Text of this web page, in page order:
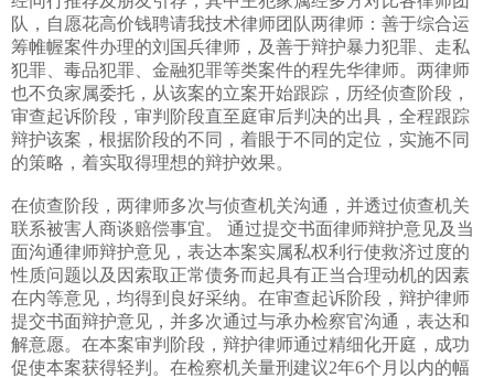
队，自愿花高价钱聘请我技术律师团队两律师：善于综合运
筹帷幄案件办理的刘国兵律师，及善于辩护暴力犯罪、走私
犯罪、毒品犯罪、金融犯罪等类案件的程先华律师。两律师
也不负家属委托，从该案的立案开始跟踪，历经侦查阶段，
审查起诉阶段，审判阶段直至庭审后判决的出具，全程跟踪
辩护该案，根据阶段的不同，着眼于不同的定位，实施不同
的策略，着实取得理想的辩护效果。
在侦查阶段，两律师多次与侦查机关沟通，并透过侦查机关
联系被害人商谈赔偿事宜。
通过提交书面律师辩护意见及当
面沟通律师辩护意见，表达本案实属私权利行使救济过度的
性质问题以及因索取正常债务而起具有正当合理动机的因素
在内等意见，均得到良好采纳。在审查起诉阶段，辩护律师
提交书面辩护意见，并多次通过与承办检察官沟通，表达和
解意愿。在本案审判阶段，辩护律师通过精细化开庭，成功
促使本案获得轻判。在检察机关量刑建议2年6个月以内的幅